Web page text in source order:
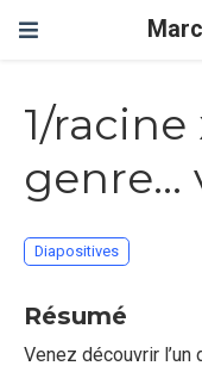
1/racine
Diapositives
Résumé
Venez découvrir